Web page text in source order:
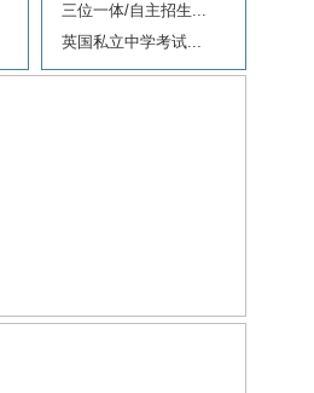
三位一体/自主招生...
英国私立中学考试...